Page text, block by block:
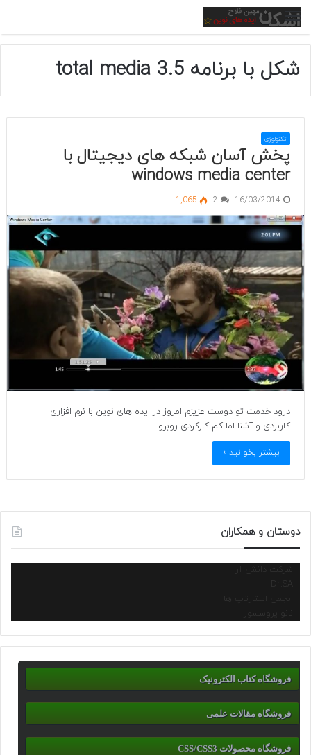
منو
شکل با برنامه total media 3.5
تکنولوژی
پخش آسان شبکه های دیجیتال با
windows media center
16/03/2014
2
1,065
درود خدمت تو دوست عزیزم امروز در ایده های نوین با نرم افزاری
کاربردی و آشنا اما کم کارکردی روبرو…
بیشتر بخوانید »
دوستان و همکاران
شرکت دانش آرا
انجمن استارتاپ ها
نانو پروسسور
فروشگاه کتاب الکترونیک
فروشگاه مقالات علمی
فروشگاه محصولات CSS/CSS3